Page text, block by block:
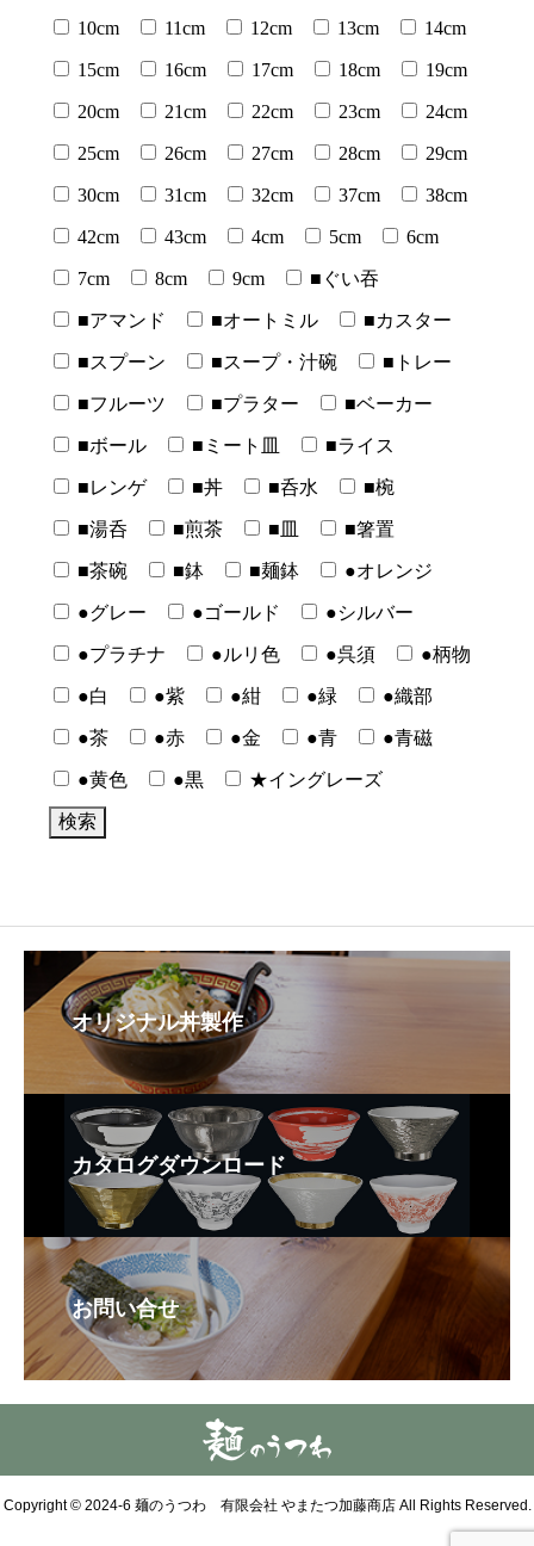
10cm 11cm 12cm 13cm 14cm
15cm 16cm 17cm 18cm 19cm
20cm 21cm 22cm 23cm 24cm
25cm 26cm 27cm 28cm 29cm
30cm 31cm 32cm 37cm 38cm
42cm 43cm 4cm 5cm 6cm
7cm 8cm 9cm ■ぐい吞
■アマンド ■オートミル ■カスター
■スプーン ■スープ・汁碗 ■トレー
■フルーツ ■プラター ■ベーカー
■ボール ■ミート皿 ■ライス
■レンゲ ■丼 ■呑水 ■椀
■湯呑 ■煎茶 ■皿 ■箸置
■茶碗 ■鉢 ■麺鉢 ●オレンジ
●グレー ●ゴールド ●シルバー
●プラチナ ●ルリ色 ●呉須 ●柄物
●白 ●紫 ●紺 ●緑 ●織部
●茶 ●赤 ●金 ●青 ●青磁
●黄色 ●黒 ★イングレーズ
オリジナル丼製作
カタログダウンロード
お問い合せ
Copyright © 2024-6 麺のうつわ 有限会社 やまたつ加藤商店 All Rights Reserved.